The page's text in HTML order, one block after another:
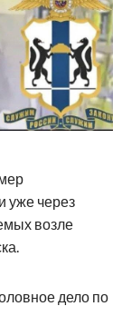
уже через
возле
дело по